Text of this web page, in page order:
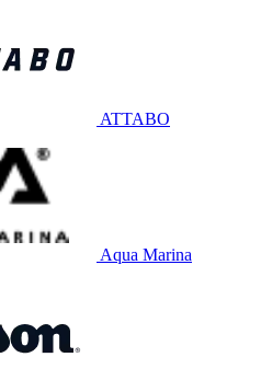
ATTABO
Aqua Marina